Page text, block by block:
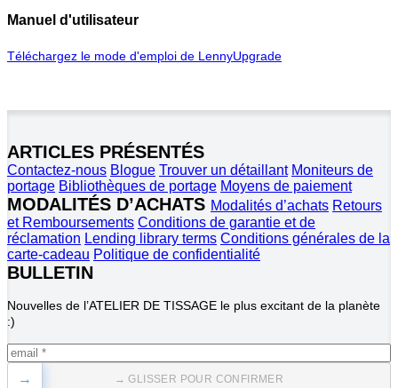
Manuel d'utilisateur
Téléchargez le mode d'emploi de LennyUpgrade
ARTICLES PRÉSENTÉS
Contactez-nous Blogue Trouver un détaillant Moniteurs de
portage Bibliothèques de portage Moyens de paiement
MODALITÉS D’ACHATS Modalités d’achats Retours
et Remboursements Conditions de garantie et de
réclamation Lending library terms Conditions générales de la
carte-cadeau Politique de confidentialité
BULLETIN
Nouvelles de l’ATELIER DE TISSAGE le plus excitant de la planète
:)
→ GLISSER POUR CONFIRMER
→